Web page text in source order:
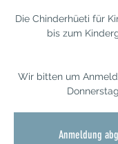
Die Chinderhüeti für
bis zum
Wir bitten um
Anmeldung